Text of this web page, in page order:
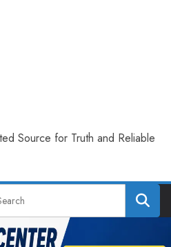
Source for Truth and Reliable